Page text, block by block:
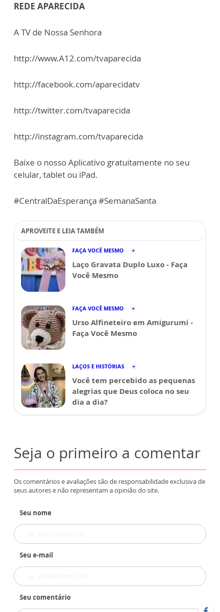
REDE APARECIDA
A TV de Nossa Senhora
http://www.A12.com/tvaparecida
http://facebook.com/aparecidatv
http://twitter.com/tvaparecida
http://instagram.com/tvaparecida
Baixe o nosso Aplicativo gratuitamente no seu
celular, tablet ou iPad.
#CentralDaEsperança #SemanaSanta
APROVEITE E LEIA TAMBÉM
FAÇA VOCÊ MESMO
Laço Gravata Duplo Luxo - Faça
Você Mesmo
FAÇA VOCÊ MESMO
Urso Alfineteiro em Amigurumi -
Faça Você Mesmo
LAÇOS E HISTÓRIAS
Você tem percebido as pequenas
alegrias que Deus coloca no seu
dia a dia?
Seja o primeiro a comentar
Os comentários e avaliações são de responsabilidade exclusiva de
seus autores e não representam a opinião do site.
Seu nome
Seu e-mail
Seu comentário